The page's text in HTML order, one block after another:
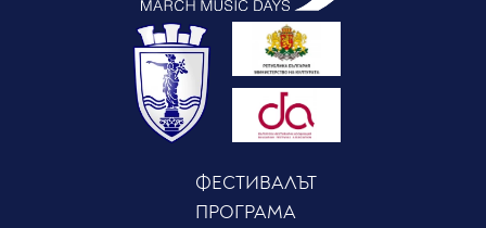
ФЕСТИВАЛЪТ
ПРОГРАМА